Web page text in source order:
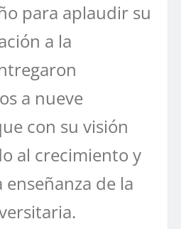
para aplaudir su
a la
a nueve
con su visión
al crecimiento y
de la